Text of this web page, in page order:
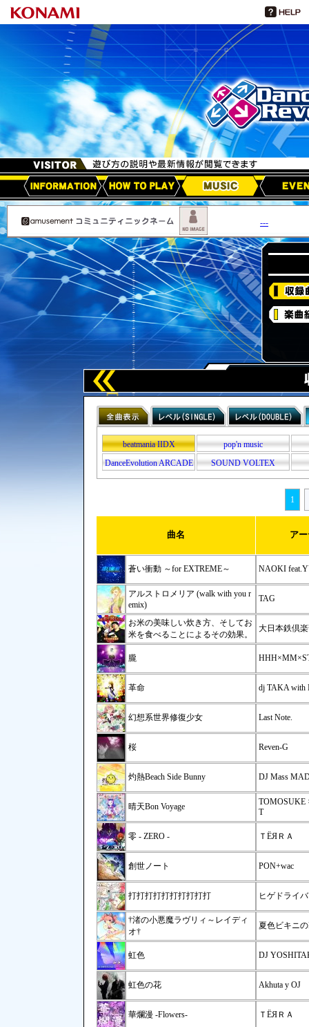
アップデート情報 HOW TO PLAY MUSIC
---
beatmania IIDX
pop'n music
DanceEvolution ARCADE
SOUND VOLTEX
1
曲名 ア
蒼い衝動 ～for EXTREME～ NAOKI
アルストロメリア (walk with you r
emix)
TAG
お米の美味しい炊き方、そしてお
米を食べることによるその効果。
大日本鉄倶
朧
革命 dj TAKA with
幻想系世界修復少女 Last Note.
桜 Reven-G
灼熱Beach Side Bunny DJ Mass
晴天Bon Voyage
TOMOSUKE
T
零 - ZERO - ＴЁЯＲＡ
創世ノート PON+wac
打打打打打打打打打打 ヒゲドライ
†渚の小悪魔ラヴリィ～レイディ
オ†
夏色ビキニ
虹色 DJ
虹色の花 Akhuta y OJ
華爛漫 -Flowers- ＴЁЯＲＡ